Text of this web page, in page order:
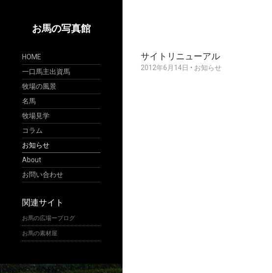
お馬の写真館
HOME
一口馬主出資馬
牧場の風景
名馬
牧場見学
コラム
お知らせ
About
お問い合わせ
関連サイト
お馬の広場ーブログ
お馬の素材屋
サイトリニューアル
2012年6月14日 • お知らせ